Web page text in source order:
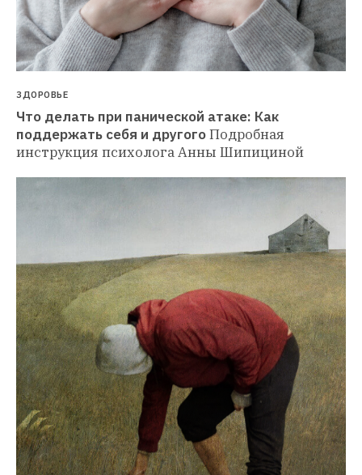
ЗДОРОВЬЕ
Что делать при панической атаке: Как
поддержать себя и другогоПодробная
инструкция психолога Анны Шипициной